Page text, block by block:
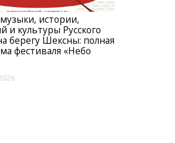
истории,
и культуры Русского
берегу Шексны: полная
фестиваля «Небо